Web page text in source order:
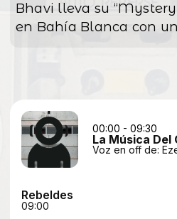
Bhavi lleva su
en Bahía Blanca con